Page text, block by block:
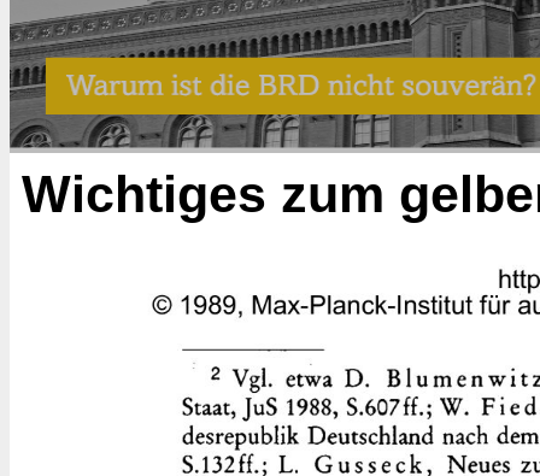
Wichtiges zum